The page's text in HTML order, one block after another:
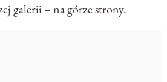
galerii – na górze strony.